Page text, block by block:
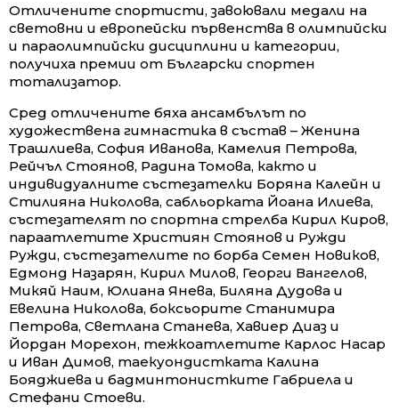
Отличените спортисти, завоювали медали на
световни и европейски първенства в олимпийски
и параолимпийски дисциплини и категории,
получиха премии от Български спортен
тотализатор.
Сред отличените бяха ансамбълът по
художествена гимнастика в състав – Женина
Трашлиева, София Иванова, Камелия Петрова,
Рейчъл Стоянов, Радина Томова, както и
индивидуалните състезателки Боряна Калейн и
Стилияна Николова, сабльорката Йоана Илиева,
състезателят по спортна стрелба Кирил Киров,
параатлетите Християн Стоянов и Ружди
Ружди, състезателите по борба Семен Новиков,
Едмонд Назарян, Кирил Милов, Георги Вангелов,
Микяй Наим, Юлиана Янева, Биляна Дудова и
Евелина Николова, боксьорите Станимира
Петрова, Светлана Станева, Хавиер Диаз и
Йордан Морехон, тежкоатлетите Карлос Насар
и Иван Димов, таекуондистката Калина
Бояджиева и бадминтонистките Габриела и
Стефани Стоеви.